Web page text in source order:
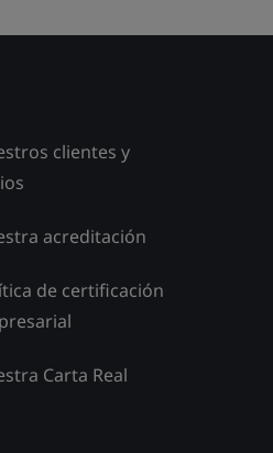
clientes y
acreditación
de certificación
Carta Real